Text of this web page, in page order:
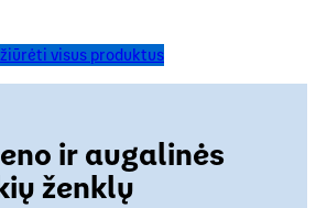
visus produktus
ir augalinės
ženklų